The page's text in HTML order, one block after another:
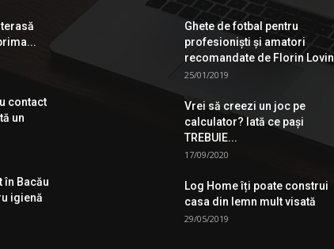
contact
un
în Bacău
igienă
Ghete de fotbal pentru
profesionişti şi amatori
recomandate de Florin Lovin
25/01/2019
Vrei să creezi un joc pe
calculator? Iată ce pași
TREBUIE...
17/09/2020
Log Home îți poate construi
casa din lemn mult visată
29/05/2019